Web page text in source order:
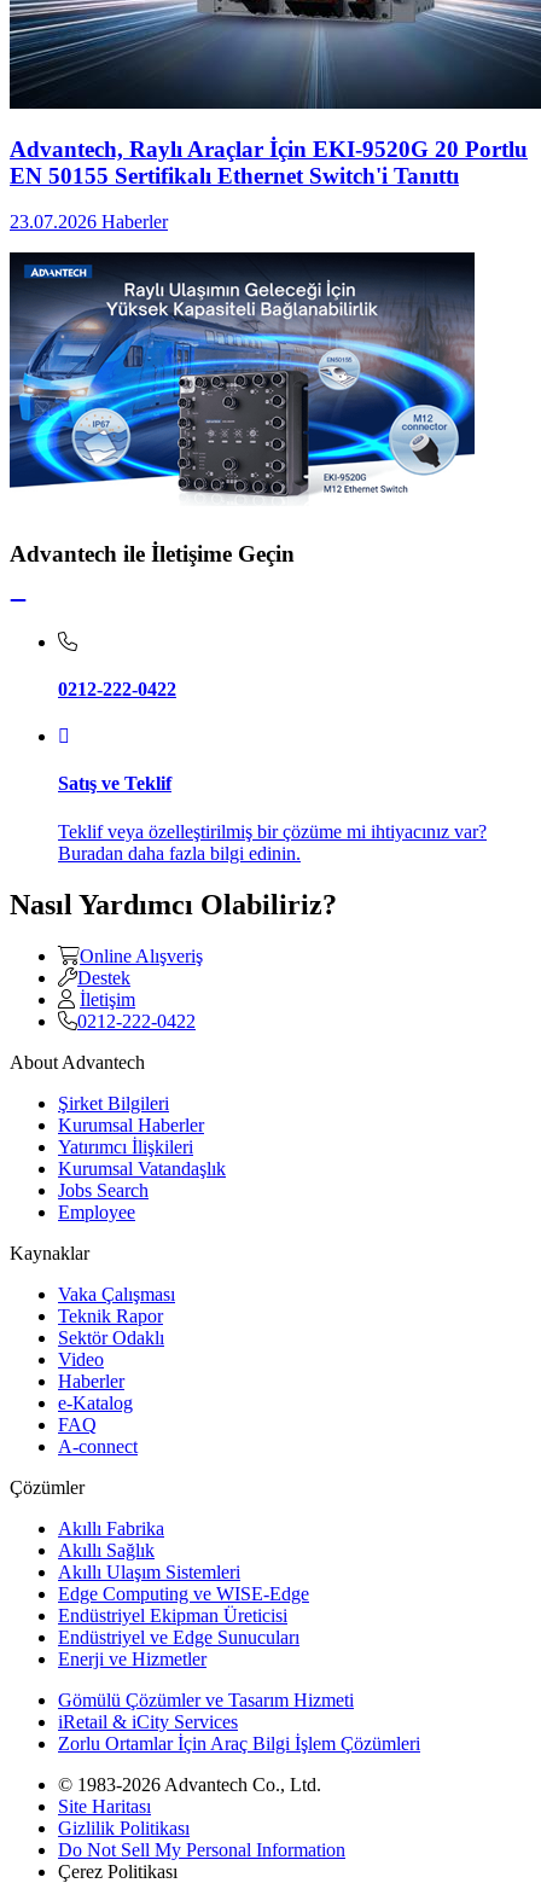
Advantech, Raylı Araçlar İçin EKI-9520G 20 Portlu
EN 50155 Sertifikalı Ethernet Switch'i Tanıttı
23.07.2026 Haberler
Advantech ile İletişime Geçin
0212-222-0422
Satış ve Teklif
Teklif veya özelleştirilmiş bir çözüme mi ihtiyacınız var?
Buradan daha fazla bilgi edinin.
Nasıl Yardımcı Olabiliriz?
Online Alışveriş
Destek
İletişim
0212-222-0422
About Advantech
Şirket Bilgileri
Kurumsal Haberler
Yatırımcı İlişkileri
Kurumsal Vatandaşlık
Jobs Search
Employee
Kaynaklar
Vaka Çalışması
Teknik Rapor
Sektör Odaklı
Video
Haberler
e-Katalog
FAQ
A-connect
Çözümler
Akıllı Fabrika
Akıllı Sağlık
Akıllı Ulaşım Sistemleri
Edge Computing ve WISE-Edge
Endüstriyel Ekipman Üreticisi
Endüstriyel ve Edge Sunucuları
Enerji ve Hizmetler
Gömülü Çözümler ve Tasarım Hizmeti
iRetail & iCity Services
Zorlu Ortamlar İçin Araç Bilgi İşlem Çözümleri
© 1983-2026 Advantech Co., Ltd.
Site Haritası
Gizlilik Politikası
Do Not Sell My Personal Information
Çerez Politikası